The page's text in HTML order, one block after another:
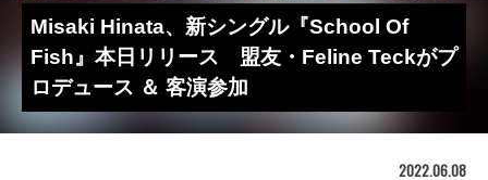
Misaki Hinata、新シングル『School Of
Fish』本日リリース 盟友・Feline Teckがプ
ロデュース ＆ 客演参加
2022.06.08